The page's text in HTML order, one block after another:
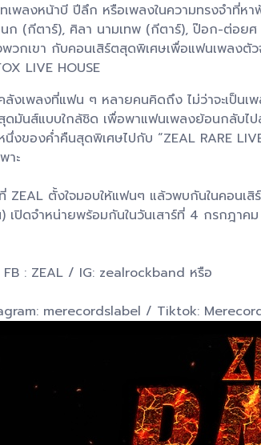
ลงหน้าบี ปีลึก หรือเพลงในความทรงจำที่ห
ก (กีตาร์), ศิลา นามเทพ (กีตาร์), ป๊อก-ต่อย
วกเขา กับคอนเสิร์ตสุดพิเศษเพื่อแฟนเพลง
LIVE HOUSE
งเพลงที่แฟน ๆ หลายคนคิดถึง ไม่ว่าจะเป็น
นส์แบบใกล้ชิด เพื่อพาแฟนเพลงย้อนกลับไป
งของค่ำคืนสุดพิเศษไปกับ “ZEAL RARE
าะ
ZEAL ตั้งใจมอบให้แฟนๆ แล้วพบกันในคอนเ
ปิดจำหน่ายพร้อมกันในวันเสาร์ที่ 4 กรกฎาค
FB : ZEAL / IG: zealrockband หรือ
merecordslabel / Tiktok: